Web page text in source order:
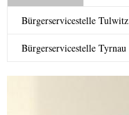
Bürgerservicestelle Tulwitz
Bürgerservicestelle Tyrnau